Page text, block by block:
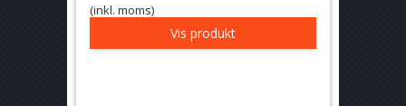
(inkl. moms)
Vis produkt